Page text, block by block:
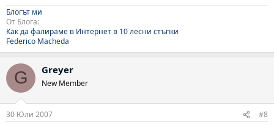
Блогът ми
От Блога:
Как да фалираме в Интернет в 10 лесни стъпки
Federico Macheda
G Greyer
New Member
30 Юли 2007 #8